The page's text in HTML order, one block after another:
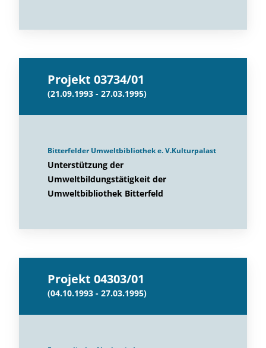
Projekt 03734/01
(21.09.1993 - 27.03.1995)
Bitterfelder Umweltbibliothek e. V.Kulturpalast
Unterstützung der
Umweltbildungstätigkeit der
Umweltbibliothek Bitterfeld
Projekt 04303/01
(04.10.1993 - 27.03.1995)